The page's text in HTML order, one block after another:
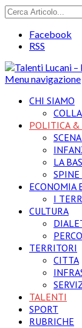
Facebook
RSS
Menu navigazione
CHI SIAMO
POLITICA &
LA
SPINE
ECONOMIA
I
CULTURA
TERRITORI
CITTA
TALENTI
SPORT
RUBRICHE